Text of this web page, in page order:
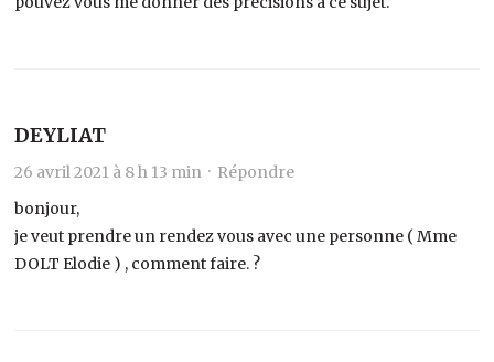
DEYLIAT
26 avril 2021 à 8 h 13 min · Répondre
bonjour,
je veut prendre un rendez vous avec une personne ( Mme
DOLT Elodie ) , comment faire. ?